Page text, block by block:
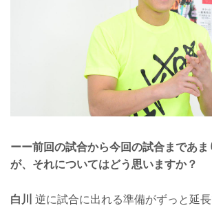
ーー前回の試合から今回の試合まであ
が、それについてはどう思いますか？
白川 逆に試合に出れる準備がずっと延